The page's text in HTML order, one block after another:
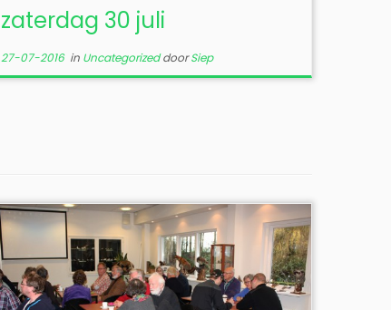
zaterdag 30 juli
27-07-2016in UncategorizeddoorSiep